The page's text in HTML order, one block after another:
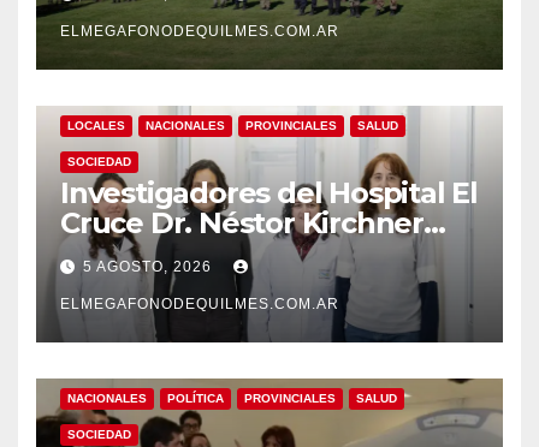
patrimonio de todos los
argentinos?
ELMEGAFONODEQUILMES.COM.AR
LOCALES NACIONALES PROVINCIALES SALUD
SOCIEDAD
Investigadores del Hospital El
Cruce Dr. Néstor Kirchner
desarrollan un estudio
pionero sobre el
envejecimiento cerebral y las
demencias
5 AGOSTO, 2026
ELMEGAFONODEQUILMES.COM.AR
NACIONALES POLÍTICA PROVINCIALES SALUD
SOCIEDAD